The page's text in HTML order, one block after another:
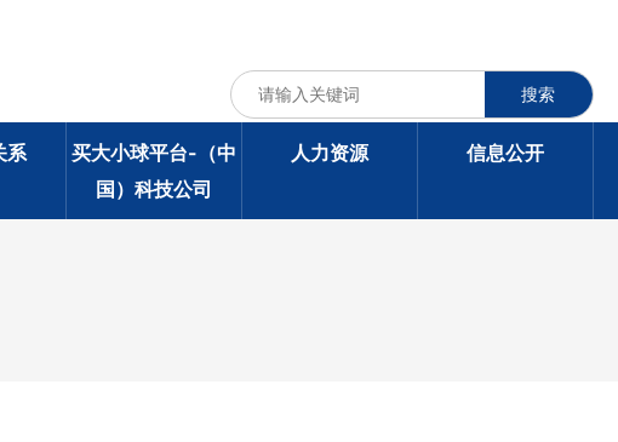
搜索
系
买大小球平台-（中
国）科技公司
人力资源 信息公开